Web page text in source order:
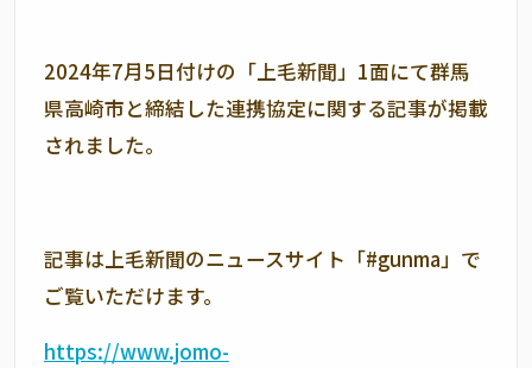
2024年7月5日付けの「上毛新聞」1面にて群馬
県高崎市と締結した連携協定に関する記事が掲載
されました。
記事は上毛新聞のニュースサイト「#gunma」で
ご覧いただけます。
https://www.jomo-